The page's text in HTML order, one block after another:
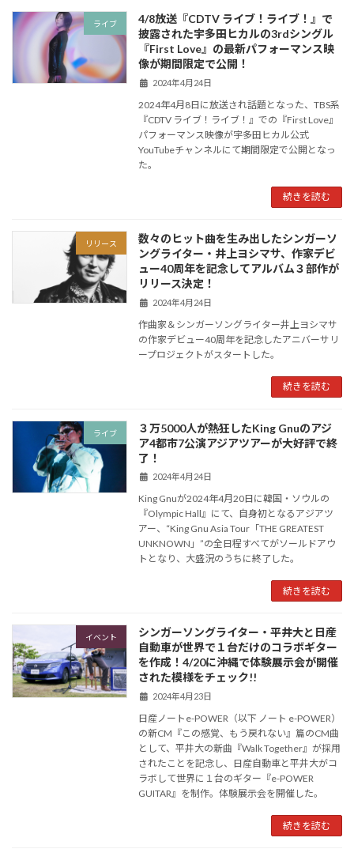
ライブ
4/8放送『CDTV ライブ！ライブ！』で
披露された宇多田ヒカルの3rdシングル
『First Love』の最新パフォーマンス映
像が期間限定で公開！
2024年4月24日
2024年4月8日に放送され話題となった、TBS系
『CDTV ライブ！ライブ！』での『First Love』
パフォーマンス映像が宇多田ヒカル公式
YouTubeチャンネルにて期間限定で公開となっ
た。
続きを読む
リリース
数々のヒット曲を生み出したシンガーソ
ングライター・井上ヨシマサ、作家デビ
ュー40周年を記念してアルバム３部作が
リリース決定！
2024年4月24日
作曲家＆シンガーソングライター井上ヨシマサ
の作家デビュー40周年を記念したアニバーサリ
ープロジェクトがスタートした。
続きを読む
ライブ
３万5000人が熱狂したKing Gnuのアジ
ア4都市7公演アジアツアーが大好評で終
了！
2024年4月24日
King Gnuが2024年4月20日に韓国・ソウルの
『Olympic Hall』にて、自身初となるアジアツ
アー、“King Gnu Asia Tour「THE GREATEST
UNKNOWN」”の全日程すべてがソールドアウ
トとなり、大盛況のうちに終了した。
続きを読む
イベント
シンガーソングライター・平井大と日産
自動車が世界で１台だけのコラボギター
を作成！4/20に沖縄で体験展示会が開催
された模様をチェック!!
2024年4月23日
日産ノートe-POWER（以下 ノート e-POWER）
の新CM『この感覚、もう戻れない』篇のCM曲
として、平井大の新曲『Walk Together』が採用
されたことを記念し、日産自動車と平井大がコ
ラボして世界に１台のギター『e-POWER
GUITAR』を制作。体験展示会を開催した。
続きを読む